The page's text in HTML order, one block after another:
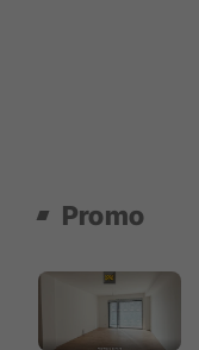
Promo